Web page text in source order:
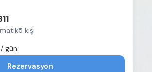
5 kişi
/ gün
Rezervasyon